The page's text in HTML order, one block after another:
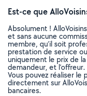
Est-ce que
Absolument !
et sans aucune
membre, qu’il soit
prestation de service
uniquement le prix de
demandeur, et l’offreur.
Vous pouvez réaliser
directement sur
bancaires.